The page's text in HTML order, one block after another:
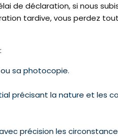
de déclaration, si nous
tardive, vous perdez
sa photocopie.
précisant la nature et les
précision les